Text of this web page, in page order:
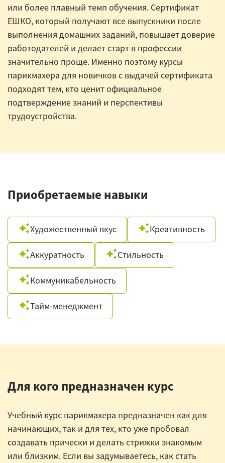
или более плавный темп обучения. Сертификат
ЕШКО, который получают все выпускники после
выполнения домашних заданий, повышает доверие
работодателей и делает старт в профессии
значительно проще. Именно поэтому курсы
парикмахера для новичков с выдачей сертификата
подходят тем, кто ценит официальное
подтверждение знаний и перспективы
трудоустройства.
Приобретаемые навыки
Художественный вкус Креативность
Аккуратность Стильность
Коммуникабельность
Тайм-менеджмент
Для кого предназначен курс
Учебный курс парикмахера предназначен как для
начинающих, так и для тех, кто уже пробовал
создавать прически и делать стрижки знакомым
или близким. Если вы задумываетесь, как стать